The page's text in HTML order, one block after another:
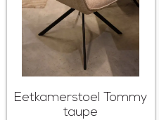
Eetkamerstoel Tommy
taupe